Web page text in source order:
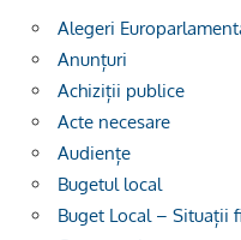
Alegeri
Anunțuri
Achiziții publice
Acte necesare
Audiențe
Bugetul local
Buget Local – Situații